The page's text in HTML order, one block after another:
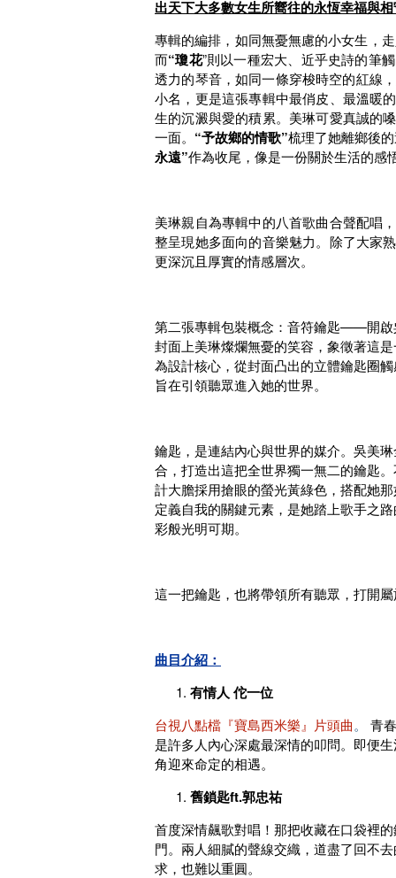
出天下大多數女生所嚮往的永恆幸福與
專輯的編排，如同無憂無慮的小女生，
而“瓊花”則以一種宏大、近乎史詩的筆
透力的琴音，如同一條穿梭時空的紅線
小名，更是這張專輯中最俏皮、最溫暖
生的沉澱與愛的積累。美琳可愛真誠的
一面。 “予故鄉的情歌”梳理了她離鄉後
永遠”作為收尾，像是一份關於生活的感
美琳親自為專輯中的八首歌曲合聲配唱
整呈現她多面向的音樂魅力。除了大家
更深沉且厚實的情感層次。
第二張專輯包裝概念：音符鑰匙——開啟
封面上美琳燦爛無憂的笑容，象徵著這
為設計核心，從封面凸出的立體鑰匙圈
旨在引領聽眾進入她的世界。
鑰匙，是連結內心與世界的媒介。吳美
合，打造出這把全世界獨一無二的鑰匙
計大膽採用搶眼的螢光黃綠色，搭配她
定義自我的關鍵元素，是她踏上歌手之
彩般光明可期。
這一把鑰匙，也將帶領所有聽眾，打開
曲目介紹：
有情人 佗一位
台視八點檔『寶島西米樂』片頭曲。
青
是許多人內心深處最深情的叩問。即便
角迎來命定的相遇。
舊鎖匙ft.郭忠祐
首度深情飆歌對唱！那把收藏在口袋裡
門。兩人細膩的聲線交織，道盡了回不
求，也難以重圓。